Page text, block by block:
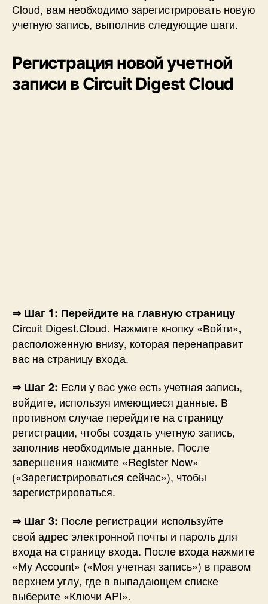
Cloud, вам необходимо зарегистрировать новую
учетную запись, выполнив следующие шаги.
Регистрация новой учетной
записи в Circuit Digest Cloud
⇒ Шаг 1: Перейдите на главную страницу
Circuit Digest.Cloud. Нажмите кнопку «Войти»,
расположенную внизу, которая перенаправит
вас на страницу входа.
⇒ Шаг 2: Если у вас уже есть учетная запись,
войдите, используя имеющиеся данные. В
противном случае перейдите на страницу
регистрации, чтобы создать учетную запись,
заполнив необходимые данные. После
завершения нажмите «Register Now»
(«Зарегистрироваться сейчас»), чтобы
зарегистрироваться.
⇒ Шаг 3: После регистрации используйте
свой адрес электронной почты и пароль для
входа на страницу входа. После входа нажмите
«My Account» («Моя учетная запись») в правом
верхнем углу, где в выпадающем списке
выберите «Ключи API».